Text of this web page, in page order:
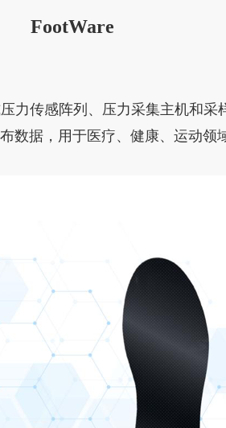
FootWare
力传感阵列、压力采集主机和采
数据，用于医疗、健康、运动领